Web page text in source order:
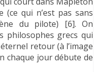
(ce qui n’est pas sans
du pilote) [6]. On
philosophes grecs qui
retour (à l’image
chaque jour débute de